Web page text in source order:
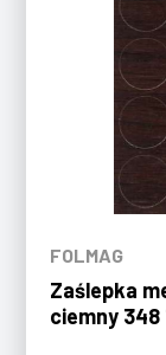
FOLMAG
Zaślepka
ciemny 348